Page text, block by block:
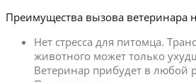
Преимущества вызова ветеринара
Нет стресса для питомца.
животного может только
Ветеринар прибудет в любой